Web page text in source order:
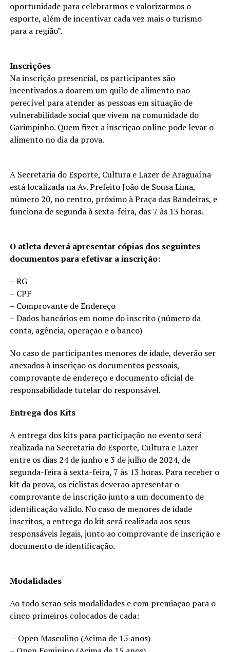
oportunidade para celebrarmos e valorizarmos o
esporte, além de incentivar cada vez mais o turismo
para a região”.
Inscrições
Na inscrição presencial, os participantes são
incentivados a doarem um quilo de alimento não
perecível para atender as pessoas em situação de
vulnerabilidade social que vivem na comunidade do
Garimpinho. Quem fizer a inscrição online pode levar o
alimento no dia da prova.
A Secretaria do Esporte, Cultura e Lazer de Araguaína
está localizada na Av. Prefeito João de Sousa Lima,
número 20, no centro, próximo à Praça das Bandeiras, e
funciona de segunda à sexta-feira, das 7 às 13 horas.
O atleta deverá apresentar cópias dos seguintes
documentos para efetivar a inscrição:
– RG
– CPF
– Comprovante de Endereço
– Dados bancários em nome do inscrito (número da
conta, agência, operação e o banco)
No caso de participantes menores de idade, deverão ser
anexados à inscrição os documentos pessoais,
comprovante de endereço e documento oficial de
responsabilidade tutelar do responsável.
Entrega dos Kits
A entrega dos kits para participação no evento será
realizada na Secretaria do Esporte, Cultura e Lazer
entre os dias 24 de junho e 3 de julho de 2024, de
segunda-feira à sexta-feira, 7 às 13 horas. Para receber o
kit da prova, os ciclistas deverão apresentar o
comprovante de inscrição junto a um documento de
identificação válido. No caso de menores de idade
inscritos, a entrega do kit será realizada aos seus
responsáveis legais, junto ao comprovante de inscrição e
documento de identificação.
Modalidades
Ao todo serão seis modalidades e com premiação para o
cinco primeiros colocados de cada:
– Open Masculino (Acima de 15 anos)